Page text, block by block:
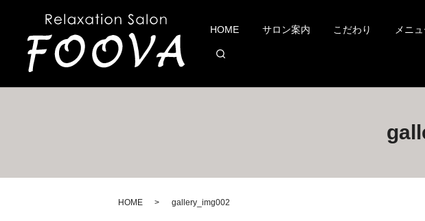
HOME サロン案内 こだわり メニ
HOME gallery_img002